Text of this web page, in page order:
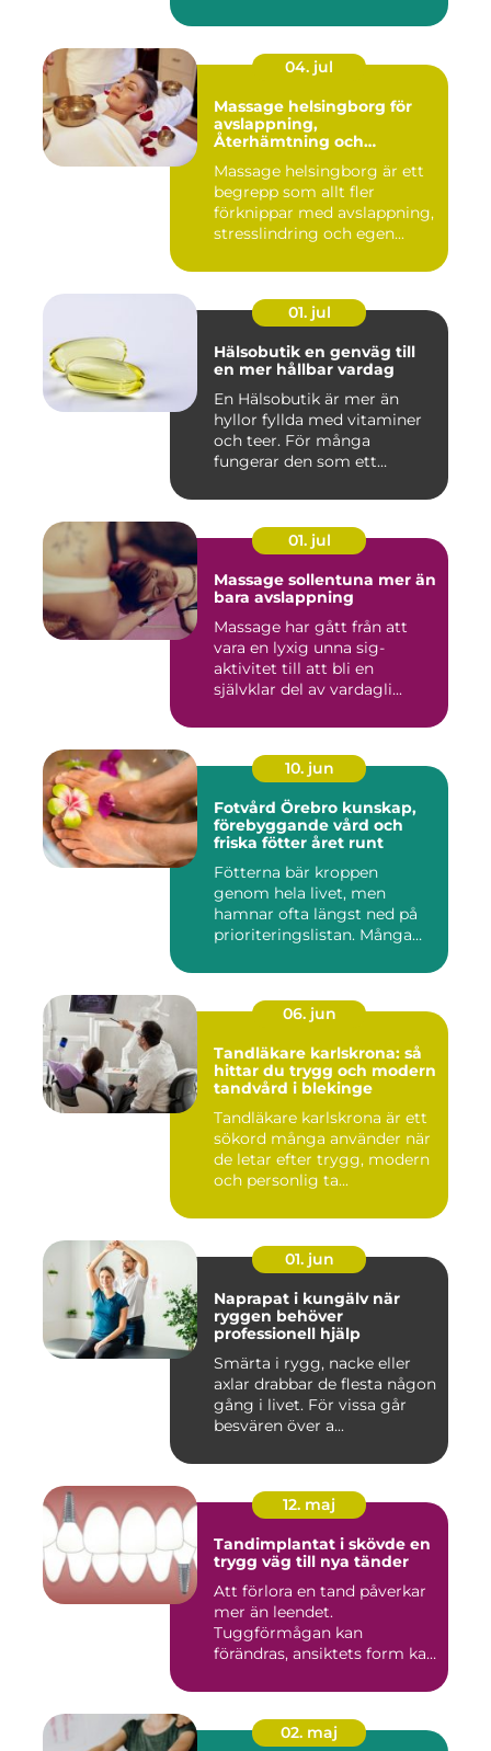
04. jul
Massage helsingborg för
avslappning,
Återhämtning och
Massage helsingborg är ett
begrepp som allt fler
förknippar med avslappning,
stresslindring och egen...
01. jul
Hälsobutik en genväg till
en mer hållbar vardag
En Hälsobutik är mer än
hyllor fyllda med vitaminer
och teer. För många
fungerar den som ett
01. jul
Massage sollentuna mer än
bara avslappning
Massage har gått från att
vara en lyxig unna sig-
aktivitet till att bli en
självklar del av vardagli...
10. jun
Fotvård Örebro kunskap,
förebyggande vård och
friska fötter året runt
Fötterna bär kroppen
genom hela livet, men
hamnar ofta längst ned på
prioriteringslistan. Många
06. jun
Tandläkare karlskrona: så
hittar du trygg och modern
tandvård i blekinge
Tandläkare karlskrona är ett
sökord många använder när
de letar efter trygg, modern
och personlig ta...
01. jun
Naprapat i kungälv när
ryggen behöver
professionell hjälp
Smärta i rygg, nacke eller
axlar drabbar de flesta någon
gång i livet. För vissa går
besvären över a...
12. maj
Tandimplantat i skövde en
trygg väg till nya tänder
Att förlora en tand påverkar
mer än leendet.
Tuggförmågan kan
förändras, ansiktets form kan
02. maj